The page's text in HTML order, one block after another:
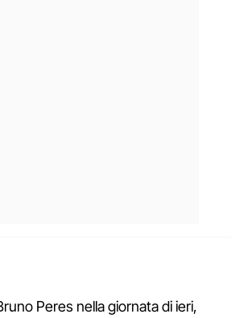
Peres nella giornata di ieri,